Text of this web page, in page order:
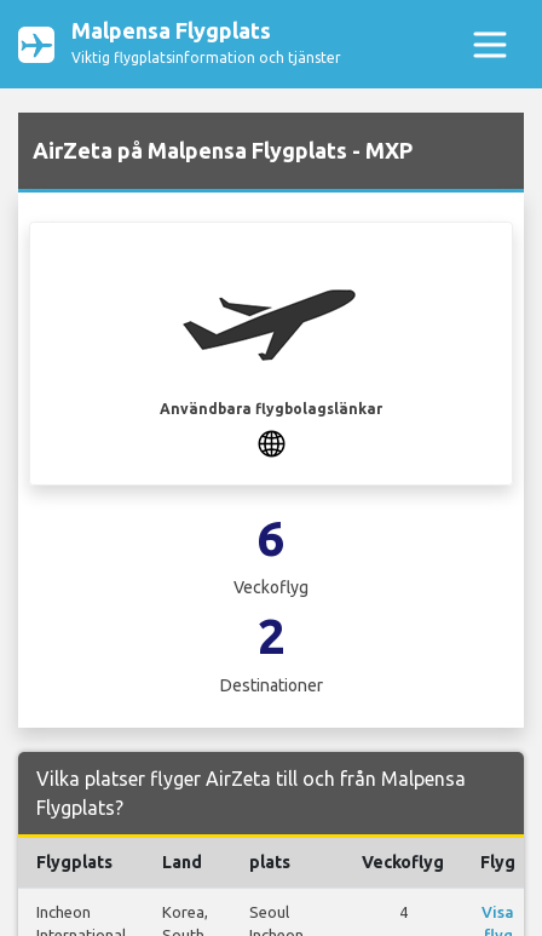
Malpensa Flygplats
Viktig flygplatsinformation och tjänster
AirZeta på Malpensa Flygplats - MXP
Användbara flygbolagslänkar
6
Veckoflyg
2
Destinationer
Vilka platser flyger AirZeta till och från Malpensa
Flygplats?
Flygplats Land plats Veckoflyg Flyg
Incheon
Korea,
Seoul
4
Visa